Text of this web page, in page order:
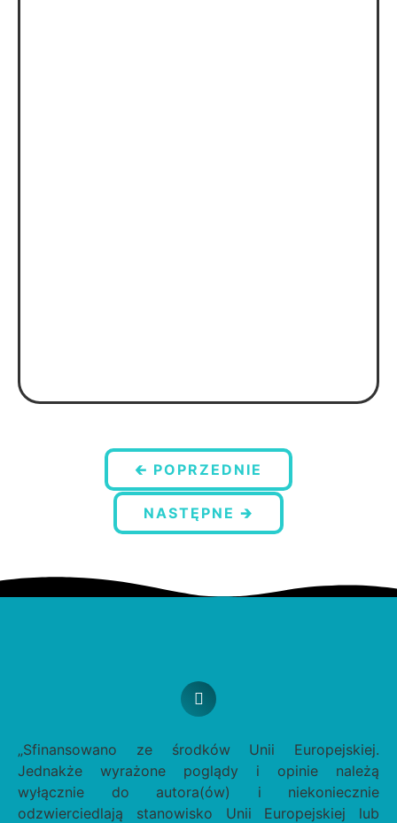
🡰 POPRZEDNIE
NASTĘPNE 🡲
„Sfinansowano ze środków Unii Europejskiej.
Jednakże wyrażone poglądy i opinie należą
wyłącznie do autora(ów) i niekoniecznie
odzwierciedlają stanowisko Unii Europejskiej lub